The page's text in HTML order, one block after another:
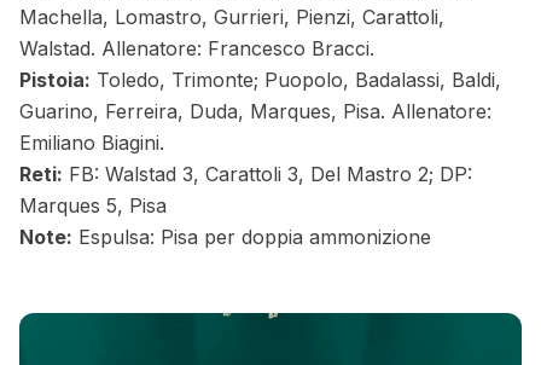
Machella, Lomastro, Gurrieri, Pienzi, Carattoli,
Walstad. Allenatore: Francesco Bracci.
Pistoia: Toledo, Trimonte; Puopolo, Badalassi, Baldi,
Guarino, Ferreira, Duda, Marques, Pisa. Allenatore:
Emiliano Biagini.
Reti: FB: Walstad 3, Carattoli 3, Del Mastro 2; DP:
Marques 5, Pisa
Note: Espulsa: Pisa per doppia ammonizione